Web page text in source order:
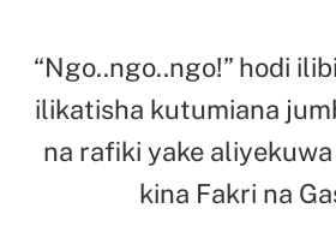
“Ngo..ngo..ngo!” hodi
ilikatisha kutumiana
na rafiki yake
kina Fakri na